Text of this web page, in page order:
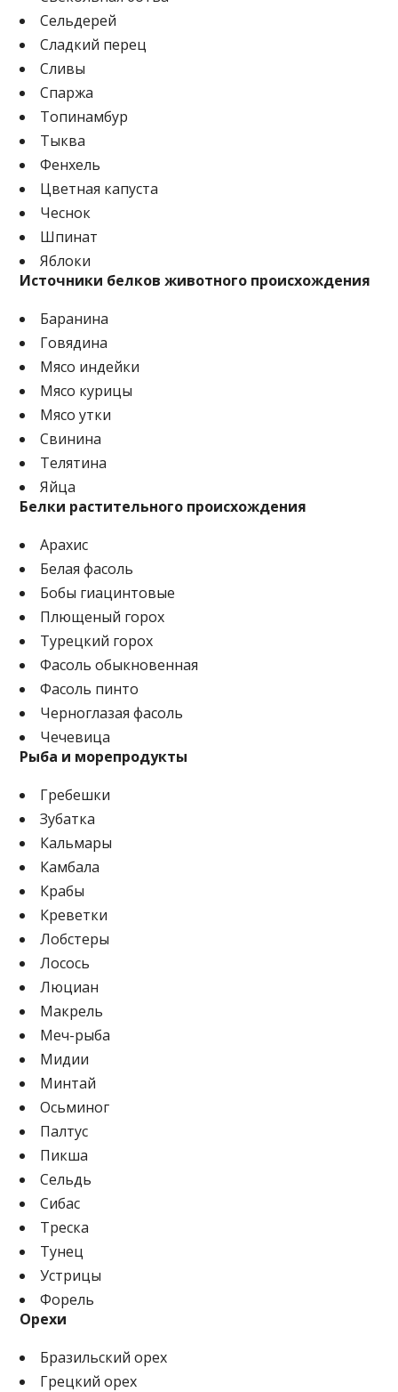
Сельдерей
Сладкий перец
Сливы
Спаржа
Топинамбур
Тыква
Фенхель
Цветная капуста
Чеснок
Шпинат
Яблоки
Источники белков животного происхождения
Баранина
Говядина
Мясо индейки
Мясо курицы
Мясо утки
Свинина
Телятина
Яйца
Белки растительного происхождения
Арахис
Белая фасоль
Бобы гиацинтовые
Плющеный горох
Турецкий горох
Фасоль обыкновенная
Фасоль пинто
Черноглазая фасоль
Чечевица
Рыба и морепродукты
Гребешки
Зубатка
Кальмары
Камбала
Крабы
Креветки
Лобстеры
Лосось
Люциан
Макрель
Меч-рыба
Мидии
Минтай
Осьминог
Палтус
Пикша
Сельдь
Сибас
Треска
Тунец
Устрицы
Форель
Орехи
Бразильский орех
Грецкий орех